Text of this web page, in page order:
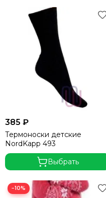
385 ₽
Термоноски детские
NordKapp 493
Выбрать
−10%